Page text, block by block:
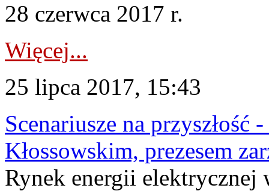
28 czerwca 2017 r.
Więcej...
25 lipca 2017, 15:43
Scenariusze na
Kłossowskim, prezesem
Rynek energii elektrycznej